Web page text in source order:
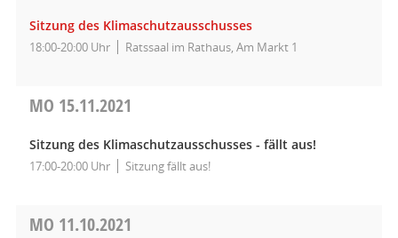
Sitzung des Klimaschutzausschusses
18:00-20:00 Uhr Ratssaal im Rathaus, Am Markt 1
MO 15.11.2021
Sitzung des Klimaschutzausschusses - fällt aus!
17:00-20:00 Uhr Sitzung fällt aus!
MO 11.10.2021